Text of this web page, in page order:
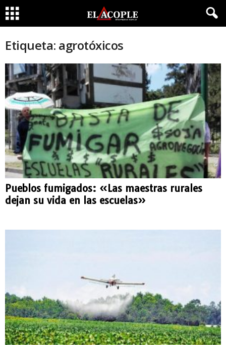
Etiqueta: agrotóxicos
Pueblos fumigados: «Las maestras rurales
dejan su vida en las escuelas»